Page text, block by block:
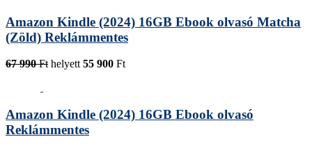
Amazon Kindle (2024) 16GB Ebook olvasó Matcha
(Zöld) Reklámmentes
67 990 Ft helyett 55 900 Ft
Amazon Kindle (2024) 16GB Ebook olvasó
Reklámmentes